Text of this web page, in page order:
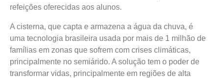
refeições oferecidas aos alunos.
A cisterna, que capta e armazena a água da chuva, é
uma tecnologia brasileira usada por mais de 1 milhão de
famílias em zonas que sofrem com crises climáticas,
principalmente no semiárido. A solução tem o poder de
transformar vidas, principalmente em regiões de alta